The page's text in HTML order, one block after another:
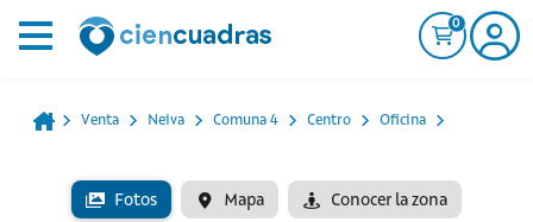
0
Venta Neiva Comuna 4 Centro Oficina
Fotos Mapa Conocer la zona